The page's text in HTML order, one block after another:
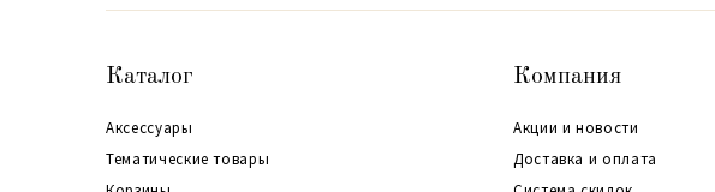
Каталог
Аксессуары
Тематические товары
Компания
Акции и новости
Доставка и оплата